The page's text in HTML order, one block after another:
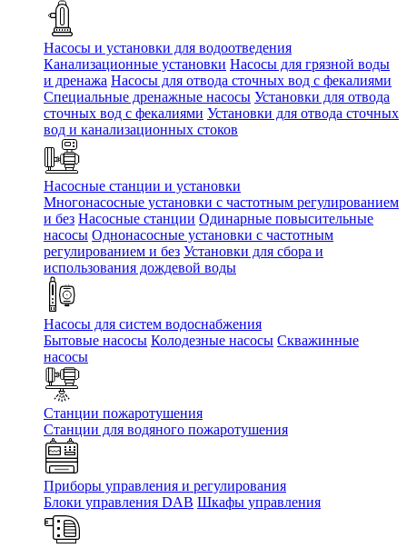
Насосы и установки для водоотведения
Канализационные установки Насосы для грязной воды
и дренажа Насосы для отвода сточных вод c фекалиями
Специальные дренажные насосы Установки для отвода
сточных вод c фекалиями Установки для отвода сточных
вод и канализационных стоков
Насосные станции и установки
Многонасосные установки с частотным регулированием
и без Насосные станции Одинарные повысительные
насосы Однонасосные установки с частотным
регулированием и без Установки для сбора и
использования дождевой воды
Насосы для систем водоснабжения
Бытовые насосы Колодезные насосы Скважинные
насосы
Станции пожаротушения
Станции для водяного пожаротушения
Приборы управления и регулирования
Блоки управления DAB Шкафы управления